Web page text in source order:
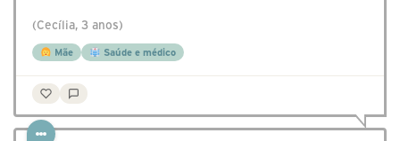
(Cecília, 3 anos)
Mãe Saúde e médico